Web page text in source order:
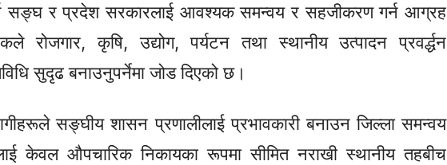
सङ्घ र प्रदेश सरकारलाई आवश्यक समन्वय र सहजीकरण गर्न आग्रह
रोजगार, कृषि, उद्योग, पर्यटन तथा स्थानीय उत्पादन प्रवर्द्धन
सुदृढ बनाउनुपर्नेमा जोड दिएको छ।
सङ्घीय शासन प्रणालीलाई प्रभावकारी बनाउन जिल्ला समन्वय
केवल औपचारिक निकायका रूपमा सीमित नराखी स्थानीय तहबीच